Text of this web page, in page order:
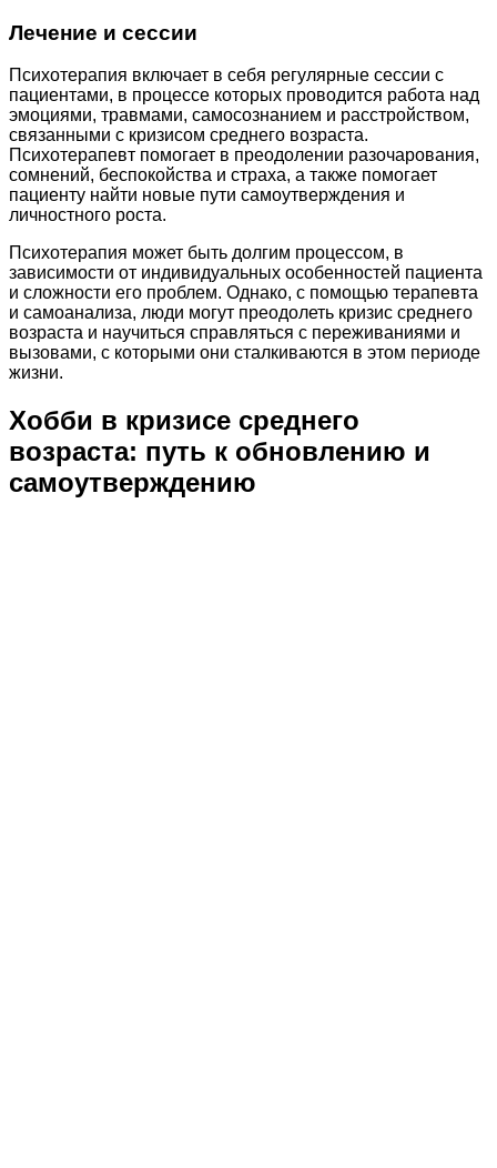
Лечение и сессии
Психотерапия включает в себя регулярные сессии с
пациентами, в процессе которых проводится работа над
эмоциями, травмами, самосознанием и расстройством,
связанными с кризисом среднего возраста.
Психотерапевт помогает в преодолении разочарования,
сомнений, беспокойства и страха, а также помогает
пациенту найти новые пути самоутверждения и
личностного роста.
Психотерапия может быть долгим процессом, в
зависимости от индивидуальных особенностей пациента
и сложности его проблем. Однако, с помощью терапевта
и самоанализа, люди могут преодолеть кризис среднего
возраста и научиться справляться с переживаниями и
вызовами, с которыми они сталкиваются в этом периоде
жизни.
Хобби в кризисе среднего
возраста: путь к обновлению и
самоутверждению